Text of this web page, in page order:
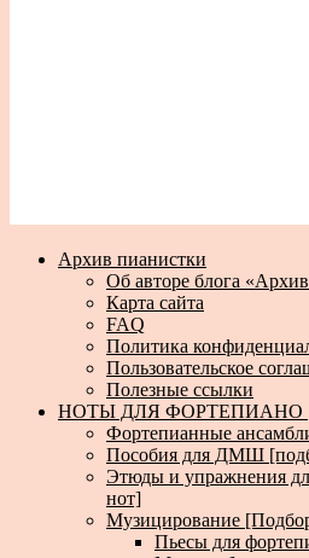
Архив пианистки
Об авторе блога
Карта сайта
FAQ
Политика
Пользовательское
Полезные ссылки
НОТЫ ДЛЯ ФОРТЕПИАНО
Фортепианные
Пособия для ДМШ
Этюды и упражнения
нот]
Музицирование
Пьесы для